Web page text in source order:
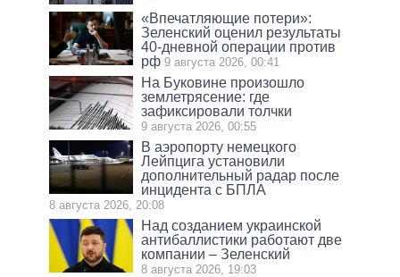
«Впечатляющие потери»:
Зеленский оценил результаты
40-дневной операции против
рф 9 августа 2026, 00:41
На Буковине произошло
землетрясение: где
зафиксировали толчки
9 августа 2026, 00:55
В аэропорту немецкого
Лейпцига установили
дополнительный радар после
инцидента с БПЛА
8 августа 2026, 20:08
Над созданием украинской
антибаллистики работают две
компании – Зеленский
8 августа 2026, 19:03